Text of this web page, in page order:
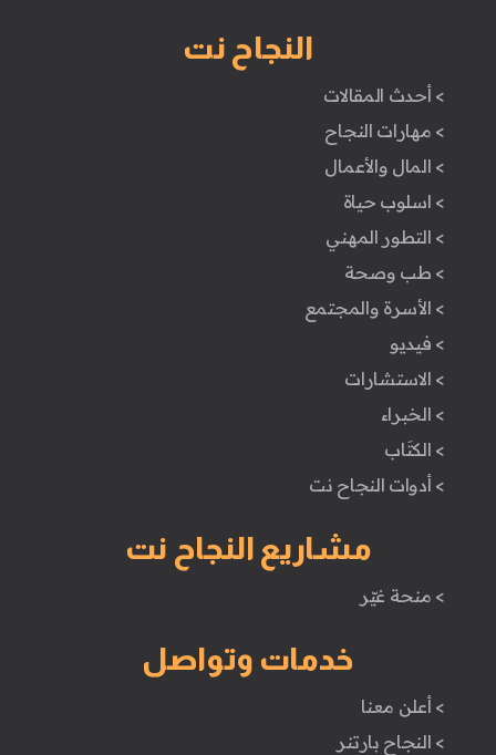
النجاح نت
> أحدث المقالات
> مهارات النجاح
> المال والأعمال
> اسلوب حياة
> التطور المهني
> طب وصحة
> الأسرة والمجتمع
> فيديو
> الاستشارات
> الخبراء
> الكتَاب
> أدوات النجاح نت
مشاريع النجاح نت
> منحة غيّر
خدمات وتواصل
> أعلن معنا
> النجاح بارتنر